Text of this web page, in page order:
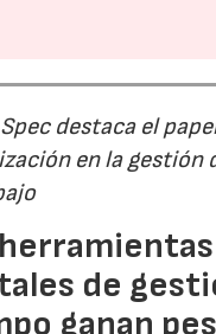
destaca el
en la gestión
de
ganan